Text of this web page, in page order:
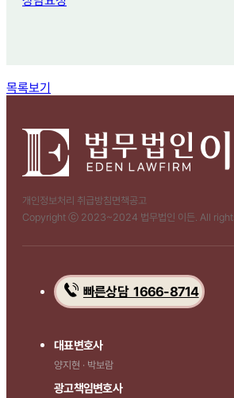
목록보기
개인정보처리 취급방침면책공고
Copyright ⓒ 2023~2024 법무법인 이든. All
빠른상담 1666-8714
대표변호사
양지현 · 박보람
광고책임변호사